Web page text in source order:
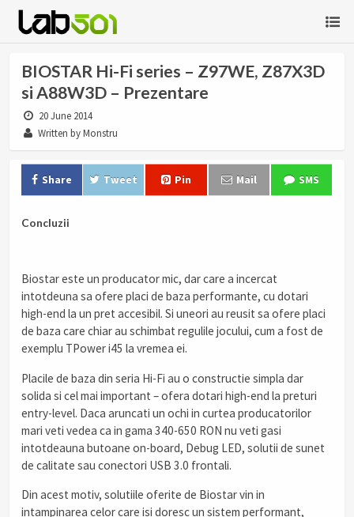
BIOSTAR Hi-Fi series – Z97WE, Z87X3D
si A88W3D – Prezentare
20 June 2014
Written by Monstru
Share Tweet Pin Mail SMS
Concluzii
Biostar este un producator mic, dar care a incercat
intotdeuna sa ofere placi de baza performante, cu dotari
high-end la un pret accesibil. Si uneori au reusit sa ofere placi
de baza care chiar au schimbat regulile jocului, cum a fost de
exemplu TPower i45 la vremea ei.
Placile de baza din seria Hi-Fi au o constructie simpla dar
solida si cel mai important – ofera dotari high-end la preturi
entry-level. Daca aruncati un ochi in curtea producatorilor
mari veti vedea ca in gama 340-650 RON nu veti gasi
intotdeauna butoane on-board, Debug LED, solutii de sunet
de calitate sau conectori USB 3.0 frontali.
Din acest motiv, solutiile oferite de Biostar vin in
intampinarea celor care isi doresc un sistem performant,